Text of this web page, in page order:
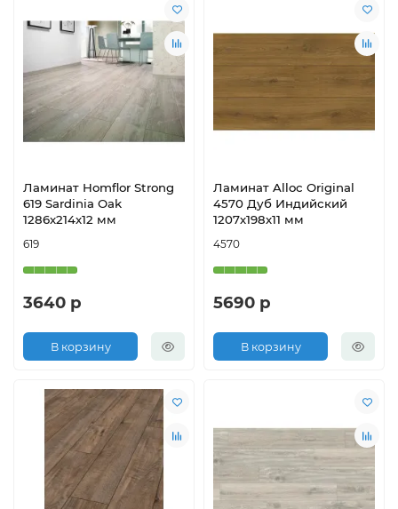
Ламинат Homflor Strong
619 Sardinia Oak
1286х214х12 мм
619
3640 р
В корзину
Ламинат Alloc Original
4570 Дуб Индийский
1207х198х11 мм
4570
5690 р
В корзину